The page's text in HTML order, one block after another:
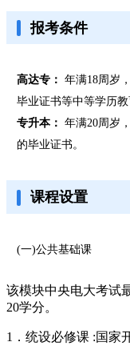
报考条件
高达专： 年满18周岁
毕业证书等中等学历教
专升本： 年满20周岁
的毕业证书。
课程设置
(一)公共基础课
该模块中央电大考试
20学分。
1．统设必修课 :国家